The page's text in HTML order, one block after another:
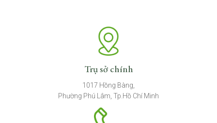
Trụ sở chính
1017 Hồng Bàng,
Phường Phú Lâm, Tp.Hồ Chí Minh